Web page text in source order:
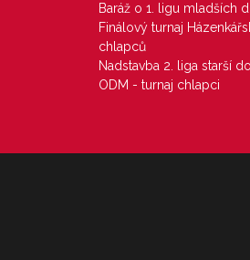
Baráž o 1. ligu mladších
Finálový turnaj
chlapců
Nadstavba 2. liga starší
ODM - turnaj chlapci